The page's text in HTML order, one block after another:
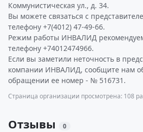
Коммунистическая ул., д. 34.
Вы можете связаться с
телефону +7(4012) 47-49-66.
Режим работы ИНВАЛИД
телефону +74012474966.
Если вы заметили неточность в
компании ИНВАЛИД, сообщите нам
обращении ее номер - № 516731.
Страница организации просмотрена: 108
Отзывы 0